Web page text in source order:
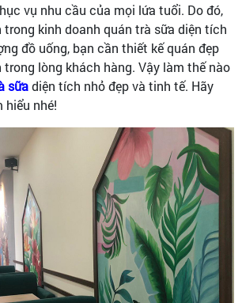
vụ nhu cầu của mọi lứa tuổi. Do đó,
kinh doanh quán trà sữa diện tích
đồ uống, bạn cần thiết kế quán đẹp
trong lòng khách hàng. Vậy làm thế nào
sữadiện tích nhỏ đẹp và tinh tế. Hãy
nhé!